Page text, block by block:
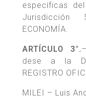
específicas
ECONOMÍA.
ARTÍCULO 3°.
dese a la
REGISTRO
MILEI – Luis